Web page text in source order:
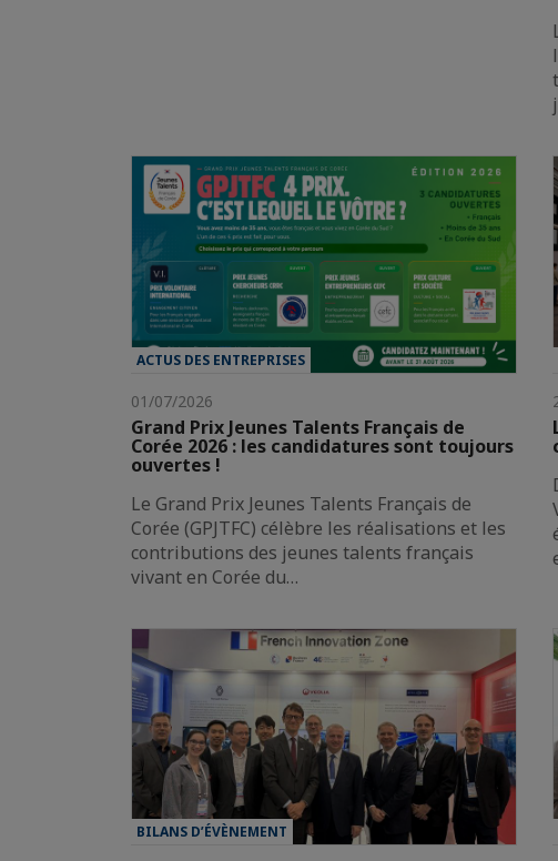
ACTUS DES ENTREPRISES
01/07/2026
Grand Prix Jeunes Talents Français de
Corée 2026 : les candidatures sont toujours
ouvertes !
Le Grand Prix Jeunes Talents Français de
Corée (GPJTFC) célèbre les réalisations et les
contributions des jeunes talents français
vivant en Corée du…
BILANS D’ÉVÈNEMENT